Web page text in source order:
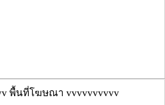
พื้นที่โฆษณา vvvvvvvvvv